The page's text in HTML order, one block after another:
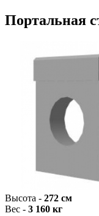
Портальная
Высота - 272 см
Вес - 3 160 кг